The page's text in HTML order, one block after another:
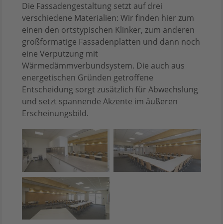
Die Fassadengestaltung setzt auf drei
verschiedene Materialien: Wir finden hier zum
einen den ortstypischen Klinker, zum anderen
großformatige Fassadenplatten und dann noch
eine Verputzung mit
Wärmedämmverbundsystem. Die auch aus
energetischen Gründen getroffene
Entscheidung sorgt zusätzlich für Abwechslung
und setzt spannende Akzente im äußeren
Erscheinungsbild.